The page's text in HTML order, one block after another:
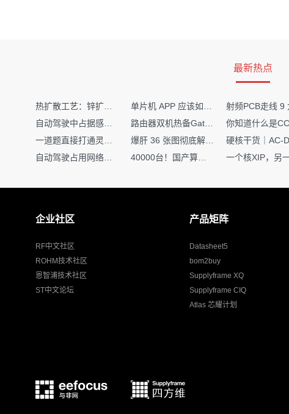
最新热点
企业社区
RF中文社区
ROHM技术社区
恩智浦技术社区
ST中文论坛
产品矩阵
Datasheet5
bom2buy
Supplyframe XQ
Supplyframe CIQ
Atlas 芯耀计划